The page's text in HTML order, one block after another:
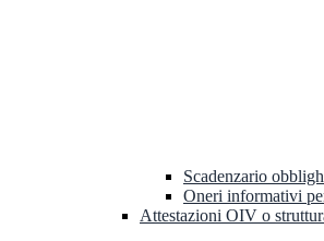
Scadenzario
Oneri informativi
Attestazioni OIV o